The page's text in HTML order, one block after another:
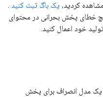
کردید، یک باگ ثبت کنید .
خطای پخش بحرانی در محتوای
خود اعمال کنید.
یک مدل انصراف برای پخش